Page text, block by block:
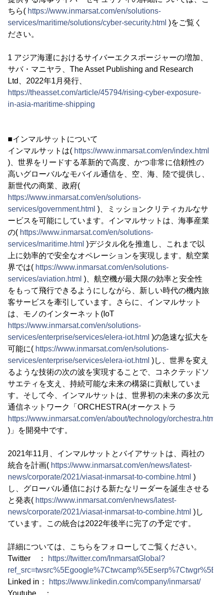
ちら( https://www.inmarsat.com/en/solutions-
services/maritime/solutions/cyber-security.html )をご覧く
ださい。
1 アジア海運におけるサイバーエクスポージャーの増加、
サバ・マニヤラ、The Asset Publishing and Research
Ltd、2022年1月発行、
https://theasset.com/article/45794/rising-cyber-exposure-
in-asia-maritime-shipping
■インマルサットについて
インマルサットは( https://www.inmarsat.com/en/index.html
)、世界をリードする革新的で高度、かつ非常に信頼性の
高いグローバルなモバイル通信を、空、海、陸で提供し、
新世代の商業、政府(
https://www.inmarsat.com/en/solutions-
services/government.html )、ミッションクリティカルなサ
ービスを可能にしています。インマルサットは、海事産業
の( https://www.inmarsat.com/en/solutions-
services/maritime.html )デジタル化を推進し、これまで以
上に効率的で安全なオペレーションを実現します。航空業
界では( https://www.inmarsat.com/en/solutions-
services/aviation.html )、航空機が最大限の効率と安全性
をもって飛行できるようにしながら、新しい時代の機内旅
客サービスを牽引しています。さらに、インマルサット
は、モノのインターネット(IoT
https://www.inmarsat.com/en/solutions-
services/enterprise/services/elera-iot.html )の急速な拡大を
可能に( https://www.inmarsat.com/en/solutions-
services/enterprise/services/elera-iot.html )し、世界を変え
るような技術の次の波を実現することで、コネクテッドソ
サエティを支え、持続可能な未来の構築に貢献していま
す。そして今、インマルサットは、世界初の未来の多次元
通信ネットワーク「ORCHESTRA(オーケストラ
https://www.inmarsat.com/en/about/technology/orchestra.html
)」を開発中です。
2021年11月、インマルサットとバイアサットは、両社の
統合を計画( https://www.inmarsat.com/en/news/latest-
news/corporate/2021/viasat-inmarsat-to-combine.html )
し、グローバル通信における新たなリーダーを誕生させる
と発表( https://www.inmarsat.com/en/news/latest-
news/corporate/2021/viasat-inmarsat-to-combine.html )し
ています。この統合は2022年後半に完了の予定です。
詳細については、こちらをフォローしてご覧ください。
Twitter ：
https://twitter.com/InmarsatGlobal?
Linked in：
https://www.linkedin.com/company/inmarsat/